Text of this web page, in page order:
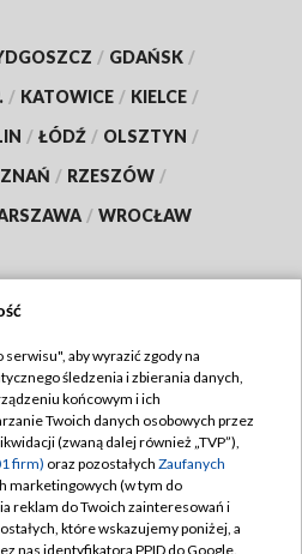
/ GDAŃSK /
/ KATOWICE / KIELCE /
/ ŁÓDŹ / OLSZTYN /
/ RZESZÓW /
/ WROCŁAW
TVP
TVP
prywatności
zgody
Pomoc
aby wyrazić zgody na
śledzenia i zbierania danych,
końcowym i ich
Twoich danych osobowych przez
(zwaną dalej również „TVP”),
firm) oraz pozostałych Zaufanych
marketingowych (w tym do
reklam do Twoich zainteresowań i
które wskazujemy poniżej, a
nas identyfikatora PPID do Google.